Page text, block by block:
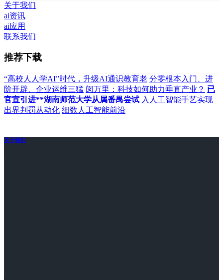
关于我们
ai资讯
ai应用
联系我们
推荐下载
“高校人人学AI”时代，升级AI通识教育老 分零根本入门、进
阶开辟、企业运维三猛 闵万里：科技如何助力垂直产业？ 已
官宣引进**湖南师范大学从属番禺尝试 入人工智能手艺实现
出界判罚从动化 细数人工智能前沿
关于我们